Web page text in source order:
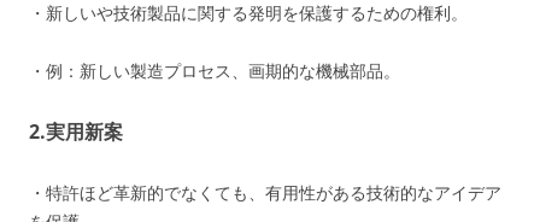
・新しいや技術製品に関する発明を保護するための権利。
・例：新しい製造プロセス、画期的な機械部品。
2.実用新案
・特許ほど革新的でなくても、有用性がある技術的なアイデア